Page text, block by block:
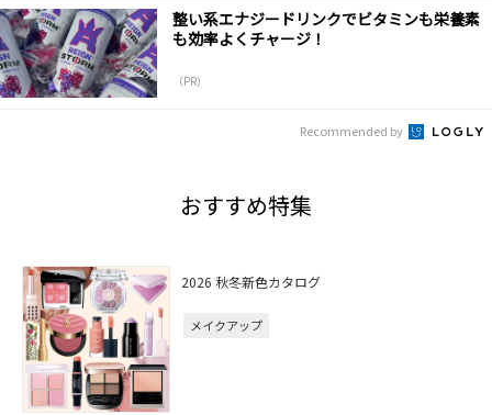
整い系エナジードリンクでビタミンも栄養素
も効率よくチャージ！
（PR）
Recommended by
おすすめ特集
2026 秋冬新色カタログ
メイクアップ